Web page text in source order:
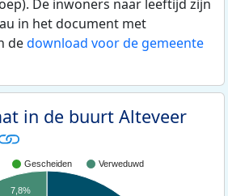
De inwoners naar leeftijd zijn
in het document met
dedownload voor de gemeente
in de buurt Alteveer
Gescheiden Verweduwd
7,8%